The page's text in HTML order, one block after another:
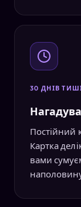
30 ДНІВ
Постійний
Картка
вами